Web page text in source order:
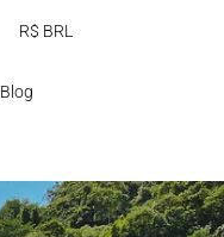
R$ BRL
Blog